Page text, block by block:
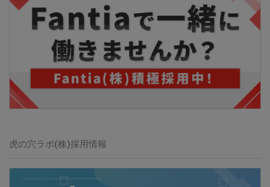
虎の穴ラボ(株)採用情報